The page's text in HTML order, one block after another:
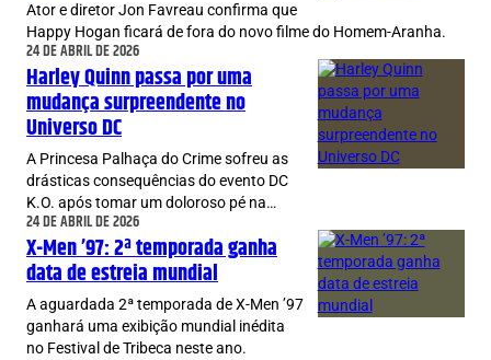
Ator e diretor Jon Favreau confirma que
Happy Hogan ficará de fora do novo filme do Homem-Aranha.
24 DE ABRIL DE 2026
Harley Quinn passa por uma
mudança surpreendente no
Universo DC
A Princesa Palhaça do Crime sofreu as
drásticas consequências do evento DC
K.O. após tomar um doloroso pé na…
24 DE ABRIL DE 2026
X-Men ’97: 2ª temporada ganha
data de estreia mundial
A aguardada 2ª temporada de X-Men ’97
ganhará uma exibição mundial inédita
no Festival de Tribeca neste ano.